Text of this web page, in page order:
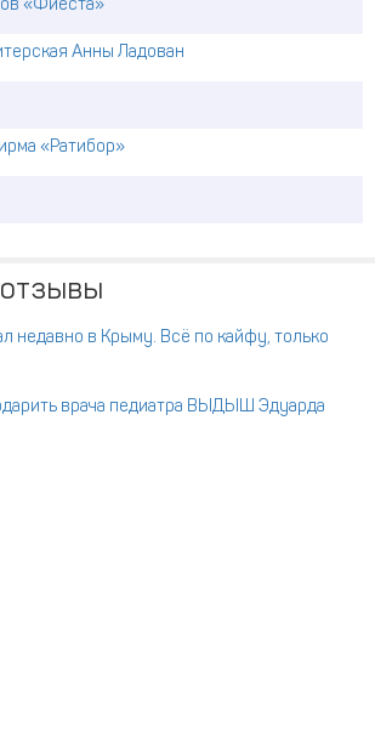
«Фиеста»
Анны Ладован
«Ратибор»
недавно в Крыму. Всё по кайфу, только
врача педиатра ВЫДЫШ Эдуарда